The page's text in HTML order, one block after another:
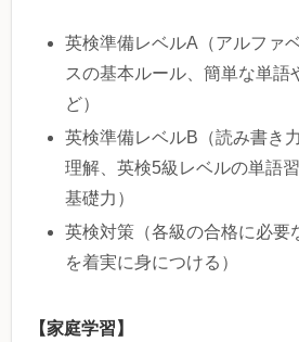
英検準備レベルA（アルファ
スの基本ルール、簡単な単語
ど）
英検準備レベルB（読み書き
理解、英検5級レベルの単語
基礎力）
英検対策（各級の合格に必要
を着実に身につける）
【家庭学習】